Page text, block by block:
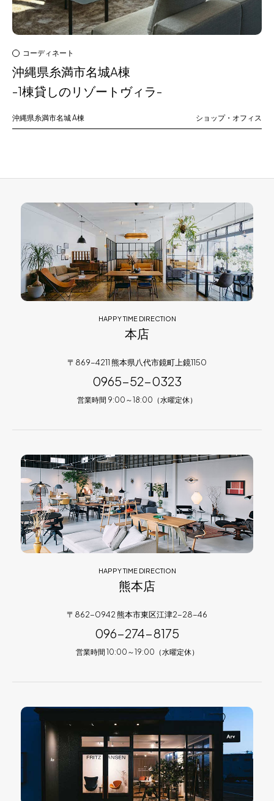
コーディネート
沖縄県糸満市名城A棟
-1棟貸しのリゾートヴィラ-
沖縄県糸満市名城A棟 ショップ・オフィス
HAPPY TIME DIRECTION
本店
〒869-4211 熊本県八代市鏡町上鏡1150
0965-52-0323
営業時間 9:00～18:00（水曜定休）
HAPPY TIME DIRECTION
熊本店
〒862-0942 熊本市東区江津2-28-46
096-274-8175
営業時間 10:00～19:00（水曜定休）